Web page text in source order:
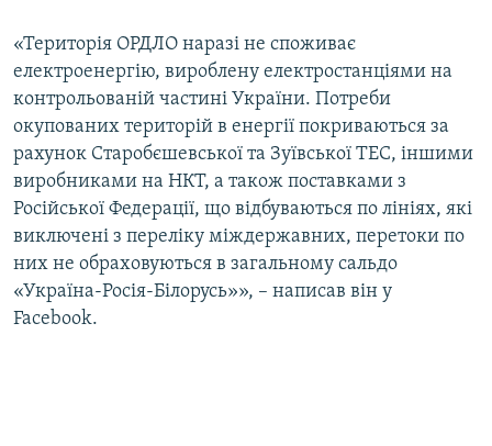
«Територія ОРДЛО наразі не споживає
електроенергію, вироблену електростанціями на
контрольованій частині України. Потреби
окупованих територій в енергії покриваються за
рахунок Старобєшевської та Зуївської ТЕС, іншими
виробниками на НКТ, а також поставками з
Російської Федерації, що відбуваються по лініях, які
виключені з переліку міждержавних, перетоки по
них не обраховуються в загальному сальдо
«Україна-Росія-Білорусь»», – написав він у
Facebook.